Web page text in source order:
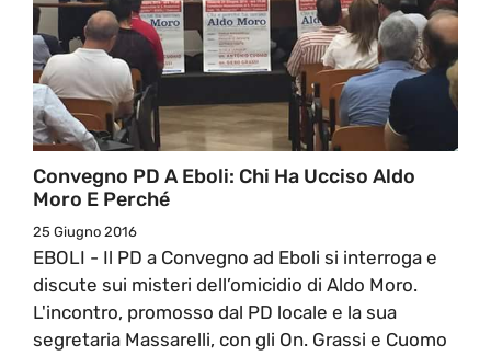
Convegno PD A Eboli: Chi Ha Ucciso Aldo
Moro E Perché
25 Giugno 2016
EBOLI - Il PD a Convegno ad Eboli si interroga e
discute sui misteri dell’omicidio di Aldo Moro.
L'incontro, promosso dal PD locale e la sua
segretaria Massarelli, con gli On. Grassi e Cuomo